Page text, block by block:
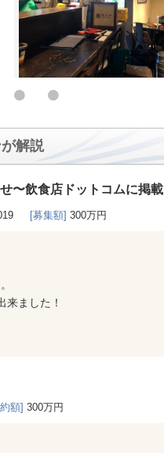
解説
〜飲食店ドットコムに掲載
[募集額] 300万円
来ました！
額] 300万円